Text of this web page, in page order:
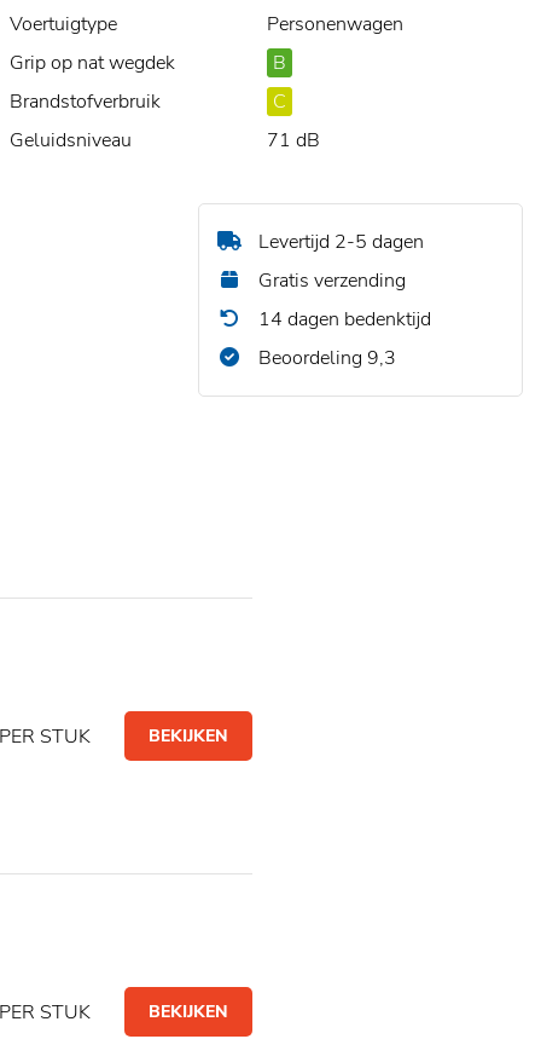
Voertuigtype
Personenwagen
Grip op nat wegdek
B
Brandstofverbruik
C
Geluidsniveau
71 dB
Levertijd 2-5 dagen
Gratis verzending
14 dagen bedenktijd
Beoordeling 9,3
PER STUK BEKIJKEN
PER STUK BEKIJKEN